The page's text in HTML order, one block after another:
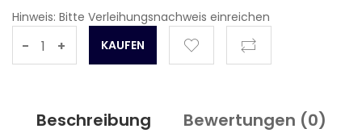
Hinweis: Bitte Verleihungsnachweis einreichen
- +
Beschreibung Bewertungen (0)